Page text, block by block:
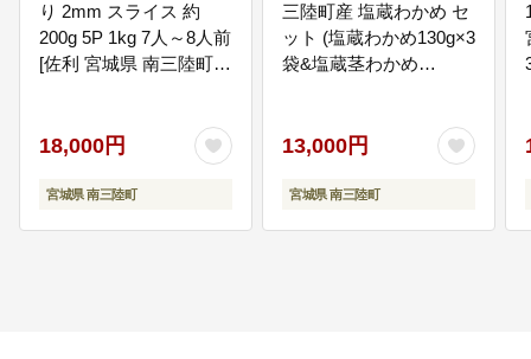
り 2mm スライス 約
200g 5P 1kg 7人～8人前
[佐利 宮城県 南三陸町
小分け
18,000円
宮城県 南三陸町
三陸町産 塩蔵わかめ セ
ット (塩蔵わかめ130g×3
袋&塩蔵茎わかめ
三陸町 30ai0029] 海藻
ワカメ 茎わかめ 茎ワカ
メ 詰め合わせ
13,000円
宮城県 南三陸町